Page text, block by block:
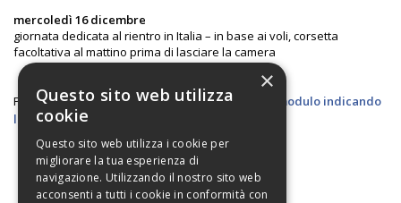
mercoledì 16 dicembre
giornata dedicata al rientro in Italia – in base ai voli, corsetta
facoltativa al mattino prima di lasciare la camera
Per ricevere informazioni sullo stage,compila il modulo indicando
le localita' preferite
×
Questo sito web utilizza
cookie
Questo sito web utilizza i cookie per
migliorare la tua esperienza di
navigazione. Utilizzando il nostro sito web
acconsenti a tutti i cookie in conformità con